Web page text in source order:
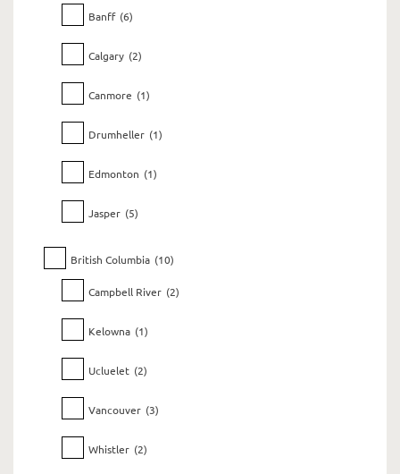
Banff (6)
Calgary (2)
Canmore (1)
Drumheller (1)
Edmonton (1)
Jasper (5)
British Columbia (10)
Campbell River (2)
Kelowna (1)
Ucluelet (2)
Vancouver (3)
Whistler (2)